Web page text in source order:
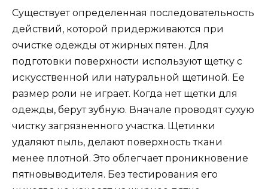
Существует определенная последовательность
действий, которой придерживаются при
очистке одежды от жирных пятен. Для
подготовки поверхности используют щетку с
искусственной или натуральной щетиной. Ее
размер роли не играет. Когда нет щетки для
одежды, берут зубную. Вначале проводят сухую
чистку загрязненного участка. Щетинки
удаляют пыль, делают поверхность ткани
менее плотной. Это облегчает проникновение
пятновыводителя. Без тестирования его